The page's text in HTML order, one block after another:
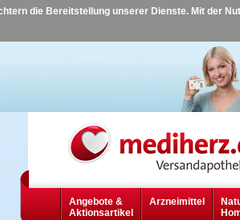
die Bereitstellung unserer Dienste. Mit der
Angebote &
Aktionsartikel
Arzneimittel